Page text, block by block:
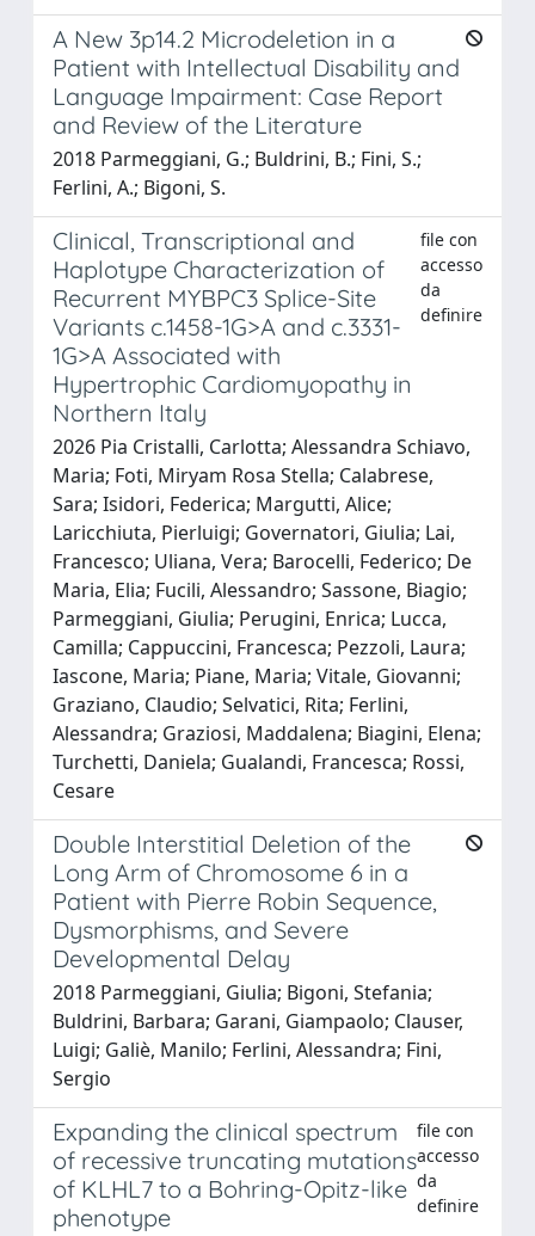
A New 3p14.2 Microdeletion in a
Patient with Intellectual Disability and
Language Impairment: Case Report
and Review of the Literature
2018 Parmeggiani, G.; Buldrini, B.; Fini, S.;
Ferlini, A.; Bigoni, S.
Clinical, Transcriptional and
Haplotype Characterization of
Recurrent MYBPC3 Splice-Site
Variants c.1458-1G>A and c.3331-
1G>A Associated with
Hypertrophic Cardiomyopathy in
Northern Italy
file con
accesso
da
definire
2026 Pia Cristalli, Carlotta; Alessandra Schiavo,
Maria; Foti, Miryam Rosa Stella; Calabrese,
Sara; Isidori, Federica; Margutti, Alice;
Laricchiuta, Pierluigi; Governatori, Giulia; Lai,
Francesco; Uliana, Vera; Barocelli, Federico; De
Maria, Elia; Fucili, Alessandro; Sassone, Biagio;
Parmeggiani, Giulia; Perugini, Enrica; Lucca,
Camilla; Cappuccini, Francesca; Pezzoli, Laura;
Iascone, Maria; Piane, Maria; Vitale, Giovanni;
Graziano, Claudio; Selvatici, Rita; Ferlini,
Alessandra; Graziosi, Maddalena; Biagini, Elena;
Turchetti, Daniela; Gualandi, Francesca; Rossi,
Cesare
Double Interstitial Deletion of the
Long Arm of Chromosome 6 in a
Patient with Pierre Robin Sequence,
Dysmorphisms, and Severe
Developmental Delay
2018 Parmeggiani, Giulia; Bigoni, Stefania;
Buldrini, Barbara; Garani, Giampaolo; Clauser,
Luigi; Galiè, Manilo; Ferlini, Alessandra; Fini,
Sergio
Expanding the clinical spectrum
of recessive truncating mutations
of KLHL7 to a Bohring-Opitz-like
phenotype
file con
accesso
da
definire